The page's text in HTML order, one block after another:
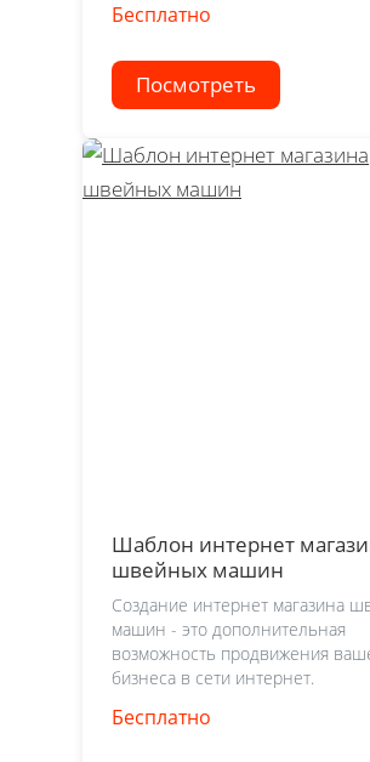
Бесплатно
Посмотреть
Шаблон интернет
швейных машин
Создание интернет магазина
машин - это дополнительная
возможность продвижения
бизнеса в сети интернет.
Бесплатно